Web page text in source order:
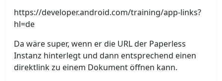
https://developer.android.com/training/app-links?
hl=de
Da wäre super, wenn er die URL der Paperless
Instanz hinterlegt und dann entsprechend einen
direktlink zu einem Dokument öffnen kann.